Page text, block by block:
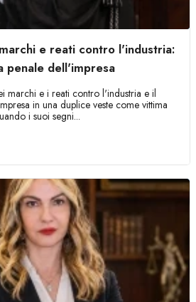
e reati contro l'industria:
penale dell'impresa
marchi e i reati contro l'industria e il
in una duplice veste come vittima
i suoi segni...